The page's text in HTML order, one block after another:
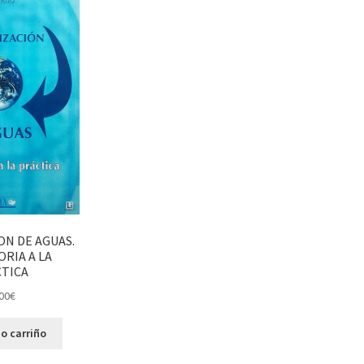
DE AGUAS.
A LA
€
carriño